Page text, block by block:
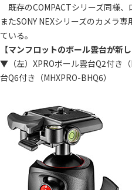
既存のCOMPACTシリーズ同様、
またSONY NEXシリーズのカメラ
ている。
【マンフロットのボール雲台が新
▼（左）XPROボール雲台Q2付き
台Q6付き（MHXPRO-BHQ6）